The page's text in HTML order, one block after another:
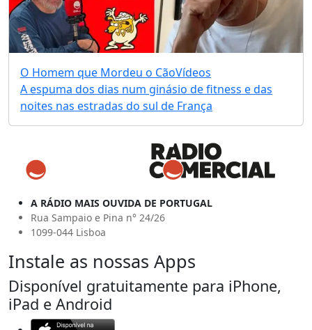
O Homem que Mordeu o CãoVídeos
A espuma dos dias num ginásio de fitness e das
noites nas estradas do sul de França
A RÁDIO MAIS OUVIDA DE PORTUGAL
Rua Sampaio e Pina n° 24/26
1099-044 Lisboa
Instale as nossas Apps
Disponível gratuitamente para iPhone,
iPad e Android